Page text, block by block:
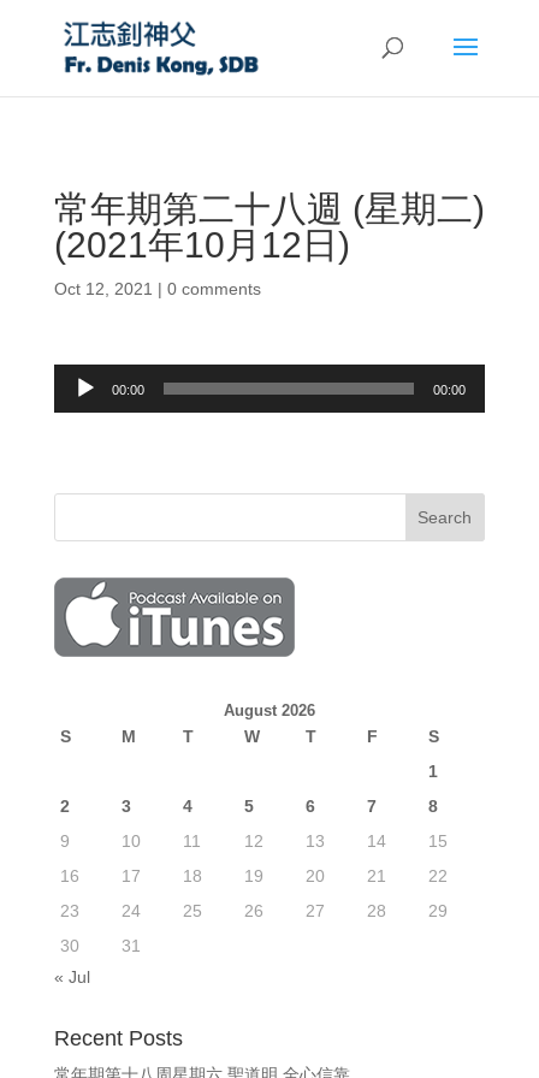
常年期第二十八週 (星期二)
(2021年10月12日)
Oct 12, 2021 | 0 comments
Audio
00:00 00:00
August 2026
S M T W T F
S
1
2
3 4 5 6 7
8
9
10 11 12 13 14
15
16
17 18 19 20 21
22
23
24 25 26 27 28
29
30
31
« Jul
Recent Posts